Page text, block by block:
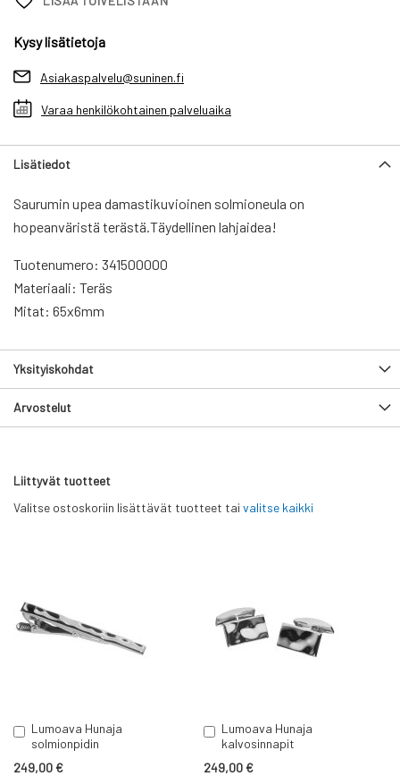
Kysy lisätietoja
Asiakaspalvelu@suninen.fi
Varaa henkilökohtainen palveluaika
Lisätiedot
Saurumin upea damastikuvioinen solmioneula on
hopeanväristä terästä.Täydellinen lahjaidea!
Tuotenumero: 341500000
Materiaali: Teräs
Mitat: 65x6mm
Yksityiskohdat
Arvostelut
Liittyvät tuotteet
Valitse ostoskoriin lisättävät tuotteet tai valitse kaikki
Lumoava Hunaja
solmionpidin
249,00 €
Lisää
ostoskoriin
Lumoava Hunaja
kalvosinnapit
249,00 €
Lisää
ostoskoriin